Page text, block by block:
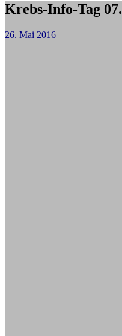
Krebs-Info-Tag
26. Mai 2016